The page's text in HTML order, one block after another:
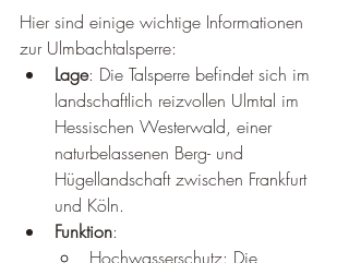
Hier sind einige wichtige Informationen
zur Ulmbachtalsperre:
Lage: Die Talsperre befindet sich im
landschaftlich reizvollen Ulmtal im
Hessischen Westerwald, einer
naturbelassenen Berg- und
Hügellandschaft zwischen Frankfurt
und Köln.
Funktion:
Hochwasserschutz: Die